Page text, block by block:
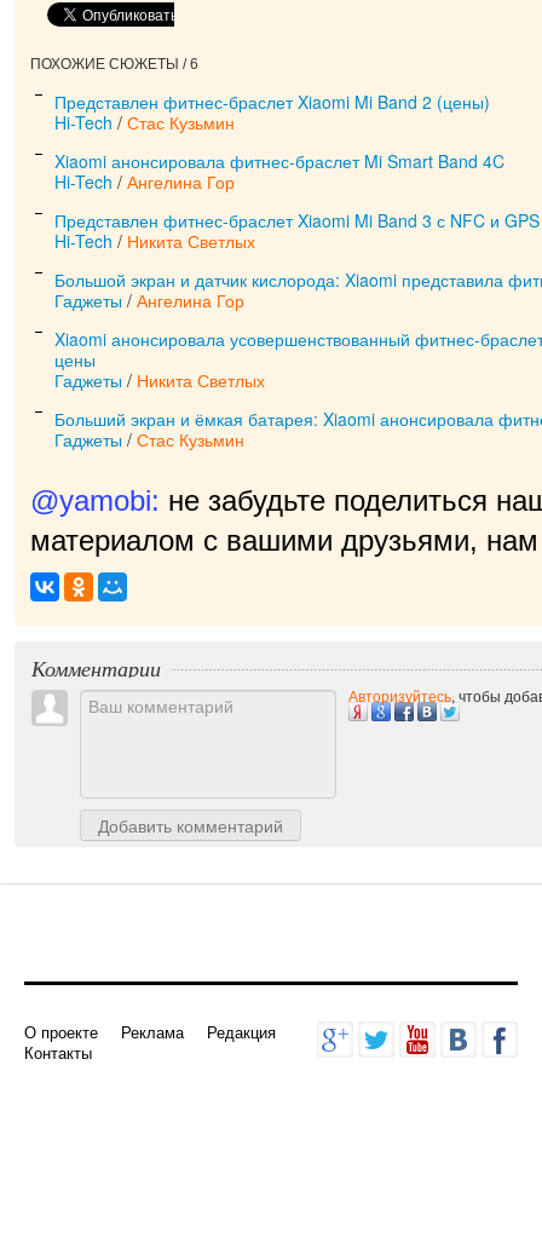
ПОХОЖИЕ СЮЖЕТЫ / 6
Представлен фитнес-браслет Xiaomi Mi Band 2 (цены)
Hi-Tech / Стас Кузьмин
Xiaomi анонсировала фитнес-браслет Mi Smart Band 4C
Hi-Tech / Ангелина Гор
Представлен фитнес-браслет Xiaomi Mi Band‍ 3 с NFC и GPS
Hi-Tech / Никита Светлых
Большой экран и датчик кислорода: Xiaomi представила
Гаджеты / Ангелина Гор
Xiaomi анонсировала усовершенствованный фитнес-
цены
Гаджеты / Никита Светлых
Больший экран и ёмкая батарея: Xiaomi анонсировала
Гаджеты / Стас Кузьмин
@yamobi: не забудьте поделиться
материалом с вашими друзьями, нам
Комментарии
Добавить комментарий
Авторизуйтесь, чтобы
О проекте Реклама
Редакция
Контакты